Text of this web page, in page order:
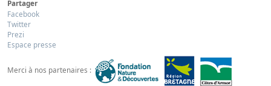
Partager
Facebook
Twitter
Prezi
Espace presse
Merci à nos partenaires :